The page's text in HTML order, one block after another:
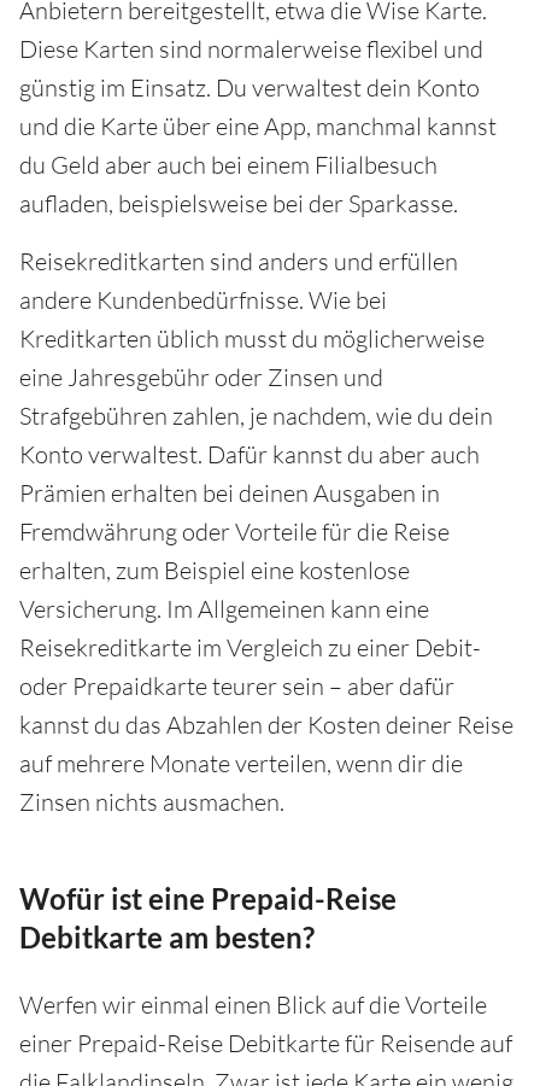
Anbietern bereitgestellt, etwa die Wise Karte.
Diese Karten sind normalerweise flexibel und
günstig im Einsatz. Du verwaltest dein Konto
und die Karte über eine App, manchmal kannst
du Geld aber auch bei einem Filialbesuch
aufladen, beispielsweise bei der Sparkasse.
Reisekreditkarten sind anders und erfüllen
andere Kundenbedürfnisse. Wie bei
Kreditkarten üblich musst du möglicherweise
eine Jahresgebühr oder Zinsen und
Strafgebühren zahlen, je nachdem, wie du dein
Konto verwaltest. Dafür kannst du aber auch
Prämien erhalten bei deinen Ausgaben in
Fremdwährung oder Vorteile für die Reise
erhalten, zum Beispiel eine kostenlose
Versicherung. Im Allgemeinen kann eine
Reisekreditkarte im Vergleich zu einer Debit-
oder Prepaidkarte teurer sein – aber dafür
kannst du das Abzahlen der Kosten deiner Reise
auf mehrere Monate verteilen, wenn dir die
Zinsen nichts ausmachen.
Wofür ist eine Prepaid-Reise
Debitkarte am besten?
Werfen wir einmal einen Blick auf die Vorteile
einer Prepaid-Reise Debitkarte für Reisende auf